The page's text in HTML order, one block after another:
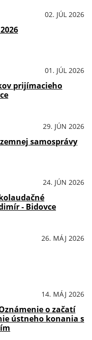
02. JÚL 2026
01. JÚL 2026
prijímacieho
29. JÚN 2026
samosprávy
24. JÚN 2026
- Bidovce
26. MÁJ 2026
14. MÁJ 2026
o začatí
ústneho konania s